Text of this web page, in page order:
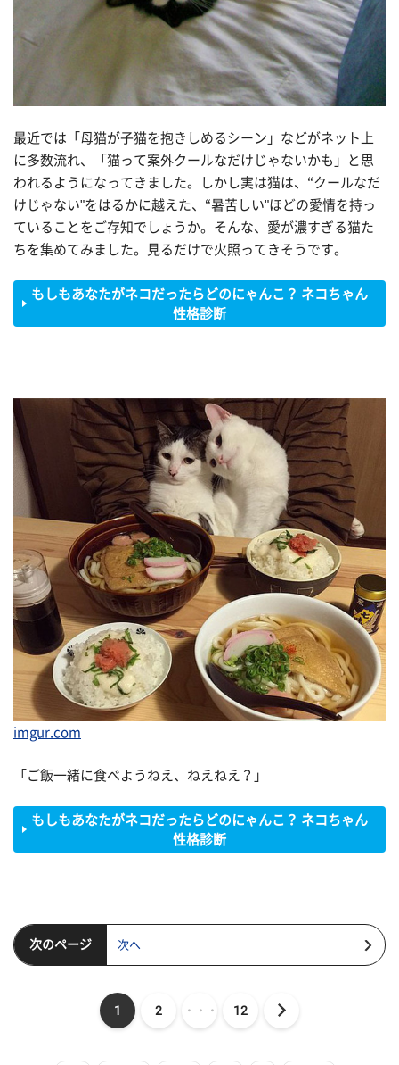
最近では「母猫が子猫を抱きしめるシーン」などがネット上
に多数流れ、「猫って案外クールなだけじゃないかも」と思
われるようになってきました。しかし実は猫は、“クールなだ
けじゃない"をはるかに越えた、“暑苦しい"ほどの愛情を持っ
ていることをご存知でしょうか。そんな、愛が濃すぎる猫た
ちを集めてみました。見るだけで火照ってきそうです。
もしもあなたがネコだったらどのにゃんこ？ ネコちゃん
性格診断
imgur.com
「ご飯一緒に食べようねえ、ねえねえ？」
もしもあなたがネコだったらどのにゃんこ？ ネコちゃん
性格診断
次のページ 次へ
1 2 ・・・ 12